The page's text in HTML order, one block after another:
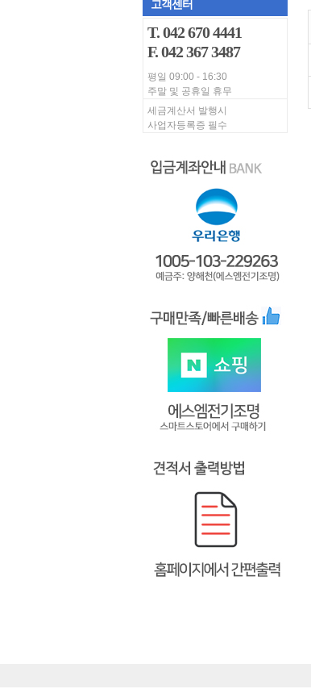
고객센터
T. 042 670 4441
F. 042 367 3487
평일 09:00 - 16:30
주말 및 공휴일 휴무
세금계산서 발행시
사업자등록증 필수